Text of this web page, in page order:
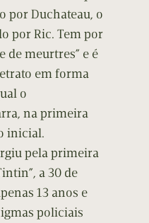
por Duchateau, o
por Ric. Tem por
de meurtres” e é
em forma
o
na primeira
inicial.
pela primeira
a 30 de
13 anos e
policiais